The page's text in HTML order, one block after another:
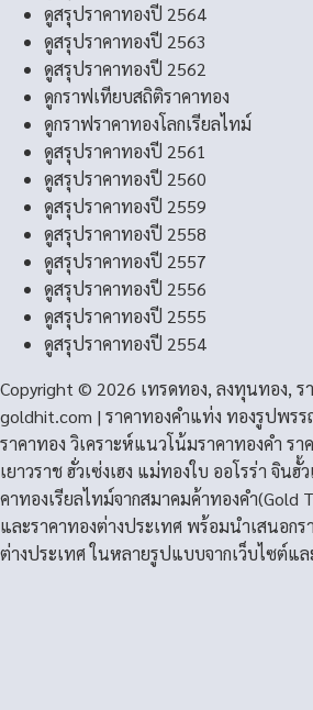
ดูสรุปราคาทองปี 2564
ดูสรุปราคาทองปี 2563
ดูสรุปราคาทองปี 2562
ดูกราฟเทียบสถิติราคาทอง
ดูกราฟราคาทองโลกเรียลไทม์
ดูสรุปราคาทองปี 2561
ดูสรุปราคาทองปี 2560
ดูสรุปราคาทองปี 2559
ดูสรุปราคาทองปี 2558
ดูสรุปราคาทองปี 2557
ดูสรุปราคาทองปี 2556
ดูสรุปราคาทองปี 2555
ดูสรุปราคาทองปี 2554
Copyright © 2026 เทรดทอง, ลงทุนทอง, ร
goldhit.com | ราคาทองคําแท่ง ทองรูปพรร
ราคาทอง วิเคราะห์แนวโน้มราคาทองคํา ร
เยาวราช ฮั่วเซ่งเฮง แม่ทองใบ ออโรร่า จินฮั้
คาทองเรียลไทม์จากสมาคมค้าทองคำ(Gold
และราคาทองต่างประเทศ พร้อมนำเสนอกร
ต่างประเทศ ในหลายรูปแบบจากเว็บไซต์แล